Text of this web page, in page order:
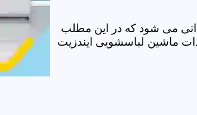
می شود که در این مطلب
ماشین لباسشویی ایندزیت